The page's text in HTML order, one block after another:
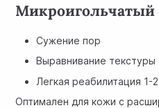
Микроигольчатый
Сужение пор
Выравнивание текстуры
Легкая реабилитация 1-
Оптимален для кожи с